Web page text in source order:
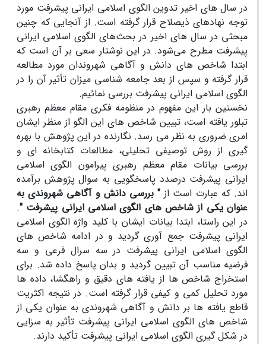
در سال های اخیر تدوین الگوی اسلامی ایرانی پیشرفت مورد
توجه نهادهای ذیصلاح قرار گرفته است. از آنجایی که چنین
مبحثی در سال های اخیر در بحث‌های الگوی اسلامی ایرانی
پیشرفت مطرح می‌شود. در این نوشتار سعی بر آن است که
ابتدا شاخص های دانش و آگاهی شهروندان مورد مطالعه
قرار گرفته و سپس از بعد جامعه شناسی میزان تأثیر آن را در
الگوی اسلامی ایرانی پیشرفت بررسی نمائیم.
نخستین بار این مفهوم در منظومه فکری مقام معظم رهبری
تبلور یافته است، تبیین شاخص های این الگو از منظر ایشان
امری ضروری به نظر می رسد. نگارنده در این پژوهش با بهره
گیری از روش توصیفی تحلیلی، مطالعات کتابخانه ای و
بررسی بیانات مقام معظم رهبری پیرامون الگوی اسلامی
ایرانی پیشرفت درصدد پاسخگویی به سوال پژوهش برآمده
اند. که عبارت است از" بررسی دانش و آگاهی شهروندی به
عنوان یکی از شاخص های الگوی اسلامی ایرانی پیشرفت ".
در این راستا، ابتدا بیانات ایشان با کلید واژه الگوی اسلامی
ایرانی پیشرفت جمع آوری گردید و در ادامه شاخص های
الگوی اسلامی ایرانی پیشرفت در سه سرال فرعی و سه
فرضیه مناسب آن تبیین گردید و بدان پاسخ داده شد. برای
استخراج شاخص ها از یافته های دقیق و راهگشا، داده ها
مورد تحلیل کمی و کیفی قرار گرفته است. در نتیجه اکثریت
قاطع یافته ها بر دانش و آگاهی شهروندی به عنوان یکی از
شاخص های الگوی اسلامی ایرانی پیشرفت تأثیر به سزایی
در شکل گیری الگوی اسلامی ایرانی پیشرفت تأکید دارند.